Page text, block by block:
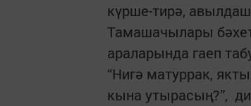
күрше-тирә,
Тамашачылары
араларында гаеп
“Нигә матуррак,
кына утырасың?”,